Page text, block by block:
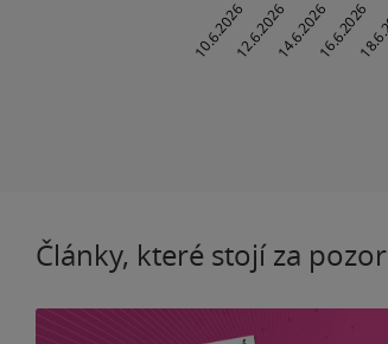
Články, které stojí za